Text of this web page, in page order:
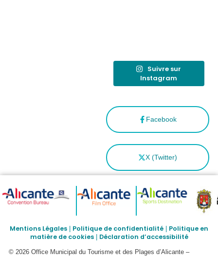
Facebook
X (Twitter)
Suivre sur
Instagram
Mentions Légales | Politique de confidentialité | Politique en
matière de cookies| Déclaration d’accessibilité
© 2026 Office Municipal du Tourisme et des Plages d’Alicante –